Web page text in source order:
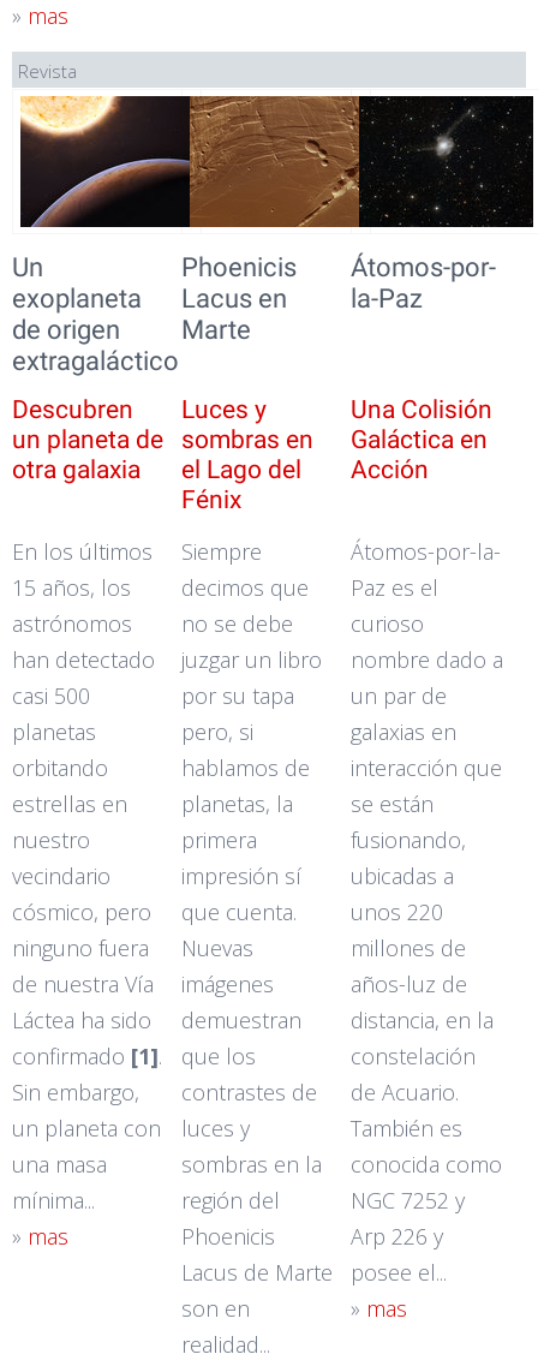
» mas
Revista
Un
exoplaneta
de origen
extragaláctico
Phoenicis
Lacus en
Marte
Átomos-por-
la-Paz
Descubren
un planeta de
otra galaxia
Luces y
sombras en
el Lago del
Fénix
Una Colisión
Galáctica en
Acción
En los últimos
15 años, los
astrónomos
han detectado
casi 500
planetas
orbitando
estrellas en
nuestro
vecindario
cósmico, pero
ninguno fuera
de nuestra Vía
Láctea ha sido
confirmado [1].
Sin embargo,
un planeta con
una masa
mínima...
» mas
Siempre
decimos que
no se debe
juzgar un libro
por su tapa
pero, si
hablamos de
planetas, la
primera
impresión sí
que cuenta.
Nuevas
imágenes
demuestran
que los
contrastes de
luces y
sombras en la
región del
Phoenicis
Lacus de Marte
son en
realidad...
Átomos-por-la-
Paz es el
curioso
nombre dado a
un par de
galaxias en
interacción que
se están
fusionando,
ubicadas a
unos 220
millones de
años-luz de
distancia, en la
constelación
de Acuario.
También es
conocida como
NGC 7252 y
Arp 226 y
posee el...
» mas